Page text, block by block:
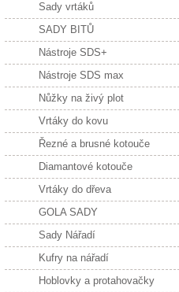
Sady vrtáků
SADY BITŮ
Nástroje SDS+
Nástroje SDS max
Nůžky na živý plot
Vrtáky do kovu
Řezné a brusné kotouče
Diamantové kotouče
Vrtáky do dřeva
GOLA SADY
Sady Nářadí
Kufry na nářadí
Hoblovky a protahovačky